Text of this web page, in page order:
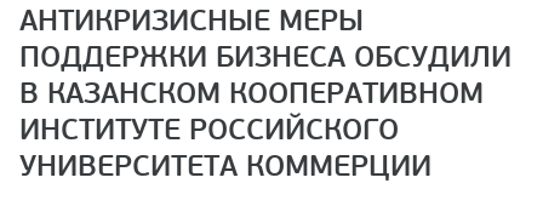
АНТИКРИЗИСНЫЕ МЕРЫ
ПОДДЕРЖКИ БИЗНЕСА ОБСУДИЛИ
В КАЗАНСКОМ КООПЕРАТИВНОМ
ИНСТИТУТЕ РОССИЙСКОГО
УНИВЕРСИТЕТА КОММЕРЦИИ